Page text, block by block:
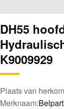
DH55
K9009929
Plaats van
Merknaam: